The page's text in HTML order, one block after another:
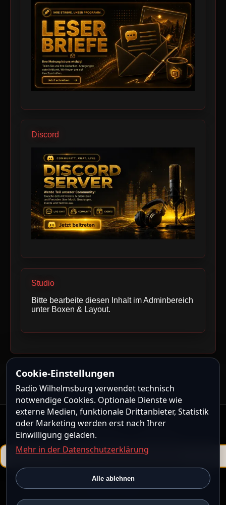
Discord
Studio
Bitte bearbeite diesen Inhalt im Adminbereich
unter Boxen & Layout.
Powered byShoutcastMedia CMS
ShoutcastMedia CMS steht unter der
Community License.
Cookie-Einstellungen
Radio Wilhelmsburg verwendet technisch
notwendige Cookies. Optionale Dienste wie
externe Medien, funktionale Drittanbieter, Statistik
oder Marketing werden erst nach Ihrer
Einwilligung geladen.
Mehr in der Datenschutzerklärung
Alle ablehnen